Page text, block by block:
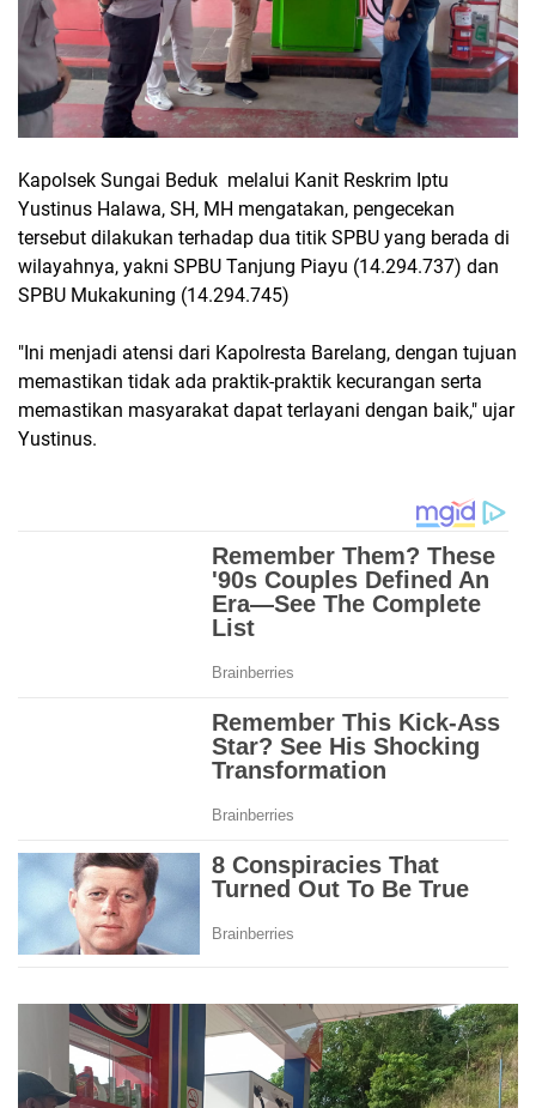
Kapolsek Sungai Beduk melalui Kanit Reskrim Iptu
Yustinus Halawa, SH, MH mengatakan, pengecekan
tersebut dilakukan terhadap dua titik SPBU yang berada di
wilayahnya, yakni SPBU Tanjung Piayu (14.294.737) dan
SPBU Mukakuning (14.294.745)
"Ini menjadi atensi dari Kapolresta Barelang, dengan tujuan
memastikan tidak ada praktik-praktik kecurangan serta
memastikan masyarakat dapat terlayani dengan baik," ujar
Yustinus.